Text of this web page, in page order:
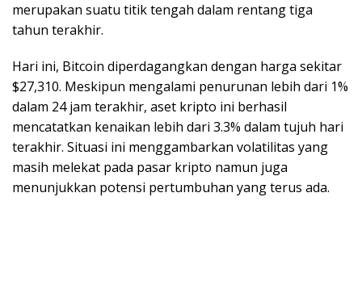
merupakan suatu titik tengah dalam rentang tiga
tahun terakhir.
Hari ini, Bitcoin diperdagangkan dengan harga sekitar
$27,310. Meskipun mengalami penurunan lebih dari 1%
dalam 24 jam terakhir, aset kripto ini berhasil
mencatatkan kenaikan lebih dari 3.3% dalam tujuh hari
terakhir. Situasi ini menggambarkan volatilitas yang
masih melekat pada pasar kripto namun juga
menunjukkan potensi pertumbuhan yang terus ada.